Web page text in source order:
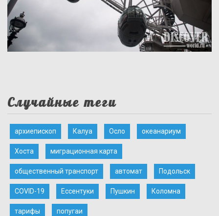
Случайные теги
архиепископ Калуа Осло океанариум
Хоста миграционная карта
общественный транспорт автомат Подольск
COVID-19 Ессентуки Пушкин Коломна
тарифы попугаи